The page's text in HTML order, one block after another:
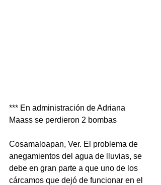
*** En administración de Adriana
Maass se perdieron 2 bombas
Cosamaloapan, Ver. El problema de
anegamientos del agua de lluvias, se
debe en gran parte a que uno de los
cárcamos que dejó de funcionar en el